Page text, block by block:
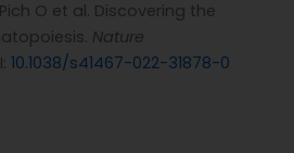
Pich O et al. Discovering the
Nature
10.1038/s41467-022-31878-0